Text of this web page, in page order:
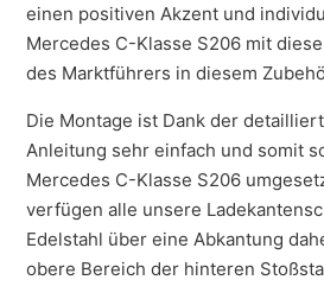
einen positiven Akzent und
Mercedes C-Klasse S206 mit
des Marktführers in diesem
Die Montage ist Dank der
Anleitung sehr einfach und somit
Mercedes C-Klasse S206
verfügen alle unsere
Edelstahl über eine Abkantung
obere Bereich der hinteren